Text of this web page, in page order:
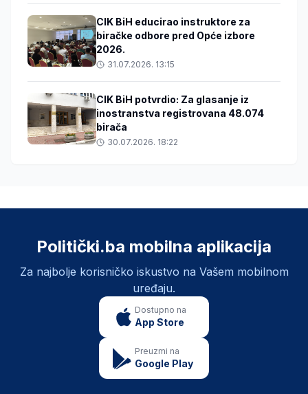
CIK BiH educirao instruktore za
biračke odbore pred Opće izbore
2026.
31.07.2026. 13:15
CIK BiH potvrdio: Za glasanje iz
inostranstva registrovana 48.074
birača
30.07.2026. 18:22
Politički.ba mobilna aplikacija
Za najbolje korisničko iskustvo na Vašem mobilnom
uređaju.
Dostupno na
App Store
Preuzmi na
Google Play